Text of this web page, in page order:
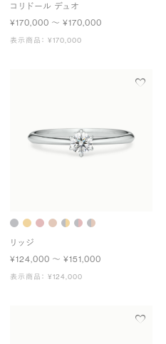
コリドール デュオ
¥170,000 〜 ¥170,000
表示商品： ¥170,000
リッジ
¥124,000 〜 ¥151,000
表示商品： ¥124,000